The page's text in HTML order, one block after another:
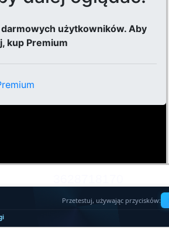
Przetestuj, używając przycisków: